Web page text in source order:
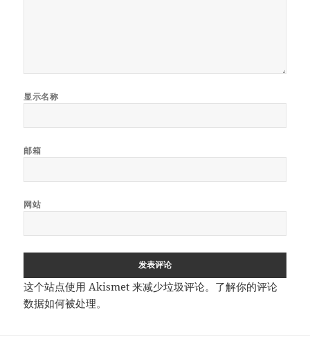
显示名称
邮箱
网站
这个站点使用 Akismet 来减少垃圾评论。 了解你的评论
数据如何被处理。